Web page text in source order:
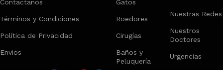
Contactanos
Términos y Condiciones
Política de Privacidad
Envios
Gatos
Roedores
Cirugías
Baños y
Peluquería
Nuestras Redes
Nuestros
Doctores
Urgencias